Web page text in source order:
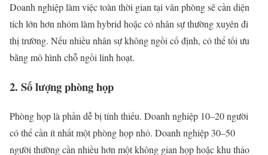
Doanh nghiệp làm việc toàn thời gian tại văn phòng sẽ cần diện
tích lớn hơn nhóm làm hybrid hoặc có nhân sự thường xuyên đi
thị trường. Nếu nhiều nhân sự không ngồi cố định, có thể tối ưu
bằng mô hình chỗ ngồi linh hoạt.
2. Số lượng phòng họp
Phòng họp là phần dễ bị tính thiếu. Doanh nghiệp 10–20 người
có thể cần ít nhất một phòng họp nhỏ. Doanh nghiệp 30–50
người thường cần nhiều hơn một không gian họp hoặc khu thảo